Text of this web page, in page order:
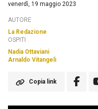
venerdì, 19 maggio 2023
AUTORE
La Redazione
OSPITI
Nadia Ottaviani
Arnaldo Vitangeli
Copia link